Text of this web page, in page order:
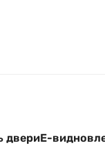
двериЕ-